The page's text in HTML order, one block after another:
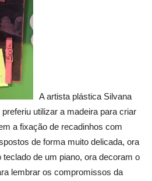
A artista plástica Silvana
utilizar a madeira para criar
a fixação de recadinhos com
de forma muito delicada, ora
de um piano, ora decoram o
lembrar os compromissos da